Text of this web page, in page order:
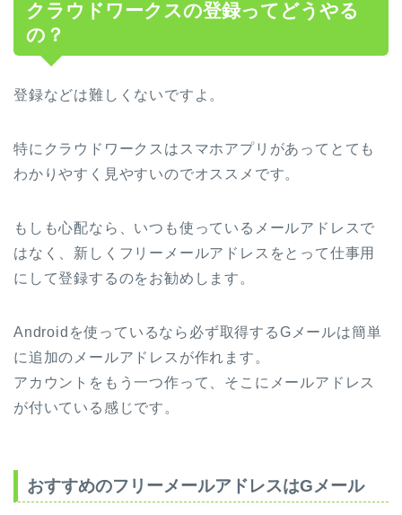
クラウドワークスの登録ってどうやる
の？
登録などは難しくないですよ。
特にクラウドワークスはスマホアプリがあってとても
わかりやすく見やすいのでオススメです。
もしも心配なら、いつも使っているメールアドレスで
はなく、新しくフリーメールアドレスをとって仕事用
にして登録するのをお勧めします。
Androidを使っているなら必ず取得するGメールは簡単
に追加のメールアドレスが作れます。
アカウントをもう一つ作って、そこにメールアドレス
が付いている感じです。
おすすめのフリーメールアドレスはGメール